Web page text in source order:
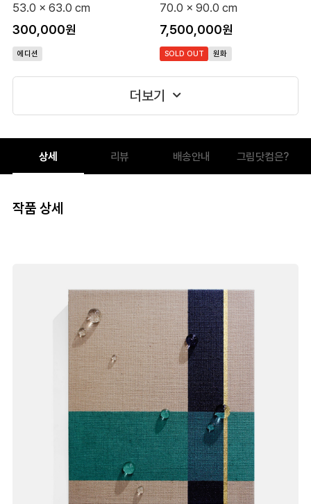
53.0 x 63.0 cm
300,000원
에디션
70.0 x 90.0 cm
7,500,000원
SOLD OUT 원화
더보기
상세 리뷰 배송안내 그림닷컴은?
작품 상세